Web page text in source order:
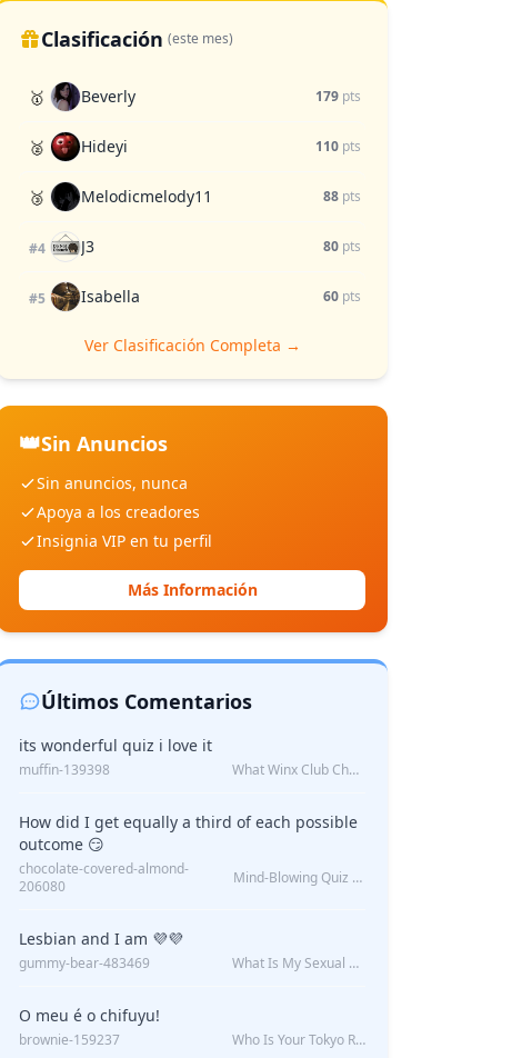
Clasificación (este mes)
🥇 Beverly 179 pts
🥈 Hideyi 110 pts
🥉 Melodicmelody11 88 pts
#4 J3 80 pts
#5 Isabella 60 pts
Ver Clasificación Completa →
👑Sin Anuncios
Sin anuncios, nunca
Apoya a los creadores
Insignia VIP en tu perfil
Más Información
Últimos Comentarios
its wonderful quiz i love it
muffin-139398 What Winx Club Character Are You?
How did I get equally a third of each possible
outcome 😏
chocolate-covered-almond-
206080
Mind-Blowing Quiz Reveals: Will I Be Alone Forever?
Lesbian and I am 💜💜
gummy-bear-483469 What Is My Sexual Orientation: Uncovered
O meu é o chifuyu!
brownie-159237 Who Is Your Tokyo Revengers Boyfriend?